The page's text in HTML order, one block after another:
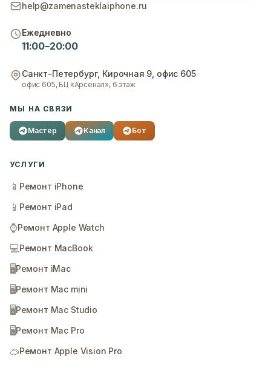
help@zamenasteklaiphone.ru
Ежедневно
11:00–20:00
Санкт-Петербург, Кирочная 9, офис 605
офис 605, БЦ «Арсенал», 6 этаж
МЫ НА СВЯЗИ
Мастер Канал Бот
УСЛУГИ
📱 Ремонт iPhone
📱 Ремонт iPad
⌚Ремонт Apple Watch
💻Ремонт MacBook
🖥️Ремонт iMac
🖥️Ремонт Mac mini
🖥️Ремонт Mac Studio
🖥️Ремонт Mac Pro
🥽Ремонт Apple Vision Pro